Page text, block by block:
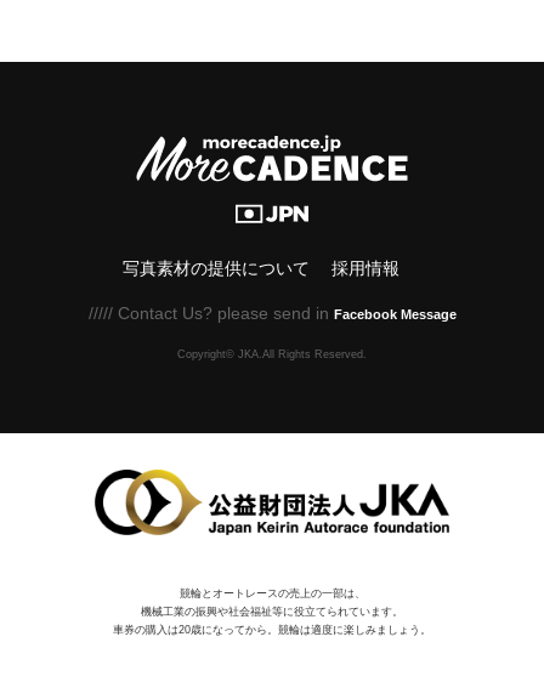
写真素材の提供について 採用情報
///// Contact Us? please send in Facebook Message
Copyright© JKA.All Rights Reserved.
競輪とオートレースの売上の一部は、
機械⼯業の振興や社会福祉等に役⽴てられています。
車券の購入は20歳になってから。競輪は適度に楽しみましょう。